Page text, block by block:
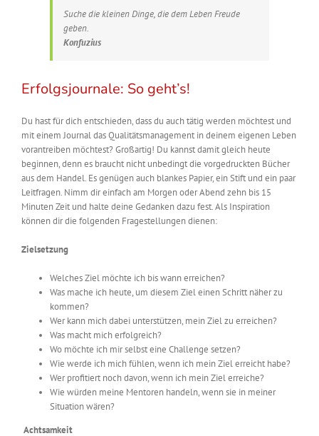
Suche die kleinen Dinge, die dem Leben Freude
geben.
Konfuzius
Erfolgsjournale: So geht’s!
Du hast für dich entschieden, dass du auch tätig werden möchtest und
mit einem Journal das Qualitätsmanagement in deinem eigenen Leben
vorantreiben möchtest? Großartig! Du kannst damit gleich heute
beginnen, denn es braucht nicht unbedingt die vorgedruckten Bücher
aus dem Handel. Es genügenauch blankes Papier, ein Stift und ein paar
Leitfragen. Nimm dir einfach am Morgen oder Abend zehn bis 15
Minuten Zeit und halte deine Gedanken dazu fest.Als Inspiration
können dir die folgenden Fragestellungendienen:
Zielsetzung
Welches Ziel möchte ich bis wann erreichen?
Was mache ich heute, um diesem Ziel einen Schritt näher zu
kommen?
Wer kann mich dabei unterstützen, mein Ziel zu erreichen?
Was macht mich erfolgreich?
Wo möchte ich mir selbst eine Challenge setzen?
Wie werde ich mich fühlen, wenn ich mein Ziel erreicht habe?
Wer profitiert noch davon, wenn ich mein Ziel erreiche?
Wie würden meine Mentoren handeln, wenn sie in meiner
Situation wären?
Achtsamkeit